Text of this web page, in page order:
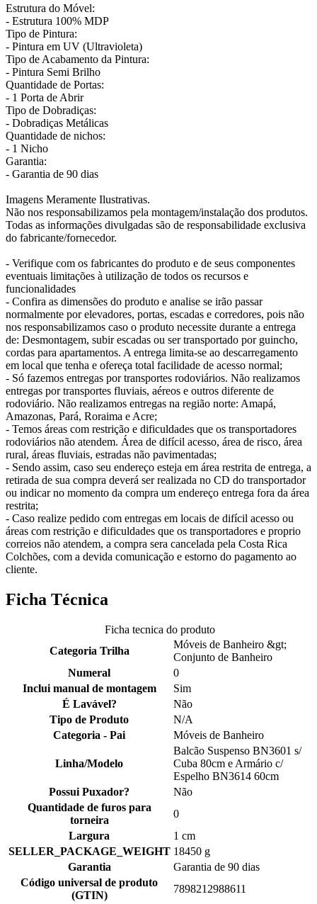
Estrutura do Móvel:
- Estrutura 100% MDP
Tipo de Pintura:
- Pintura em UV (Ultravioleta)
Tipo de Acabamento da Pintura:
- Pintura Semi Brilho
Quantidade de Portas:
- 1 Porta de Abrir
Tipo de Dobradiças:
- Dobradiças Metálicas
Quantidade de nichos:
- 1 Nicho
Garantia:
- Garantia de 90 dias
Imagens Meramente Ilustrativas.
Não nos responsabilizamos pela montagem/instalação dos produtos.
Todas as informações divulgadas são de responsabilidade exclusiva
do fabricante/fornecedor.
- Verifique com os fabricantes do produto e de seus componentes
eventuais limitações à utilização de todos os recursos e
funcionalidades
- Confira as dimensões do produto e analise se irão passar
normalmente por elevadores, portas, escadas e corredores, pois não
nos responsabilizamos caso o produto necessite durante a entrega
de: Desmontagem, subir escadas ou ser transportado por guincho,
cordas para apartamentos. A entrega limita-se ao descarregamento
em local que tenha e ofereça total facilidade de acesso normal;
- Só fazemos entregas por transportes rodoviários. Não realizamos
entregas por transportes fluviais, aéreos e outros diferente de
rodoviário. Não realizamos entregas na região norte: Amapá,
Amazonas, Pará, Roraima e Acre;
- Temos áreas com restrição e dificuldades que os transportadores
rodoviários não atendem. Área de difícil acesso, área de risco, área
rural, áreas fluviais, estradas não pavimentadas;
- Sendo assim, caso seu endereço esteja em área restrita de entrega, a
retirada de sua compra deverá ser realizada no CD do transportador
ou indicar no momento da compra um endereço entrega fora da área
restrita;
- Caso realize pedido com entregas em locais de difícil acesso ou
áreas com restrição e dificuldades que os transportadores e proprio
correios não atendem, a compra sera cancelada pela Costa Rica
Colchões, com a devida comunicação e estorno do pagamento ao
cliente.
Ficha Técnica
Ficha tecnica do produto
Categoria Trilha
Móveis de Banheiro &gt;
Conjunto de Banheiro
Numeral
0
Inclui manual de montagem
Sim
É Lavável?
Não
Tipo de Produto
N/A
Categoria - Pai
Móveis de Banheiro
Linha/Modelo
Balcão Suspenso BN3601 s/
Cuba 80cm e Armário c/
Espelho BN3614 60cm
Possui Puxador?
Não
Quantidade de furos para
torneira
0
Largura
1 cm
SELLER_PACKAGE_WEIGHT 18450 g
Garantia
Garantia de 90 dias
Código universal de produto
(GTIN)
7898212988611